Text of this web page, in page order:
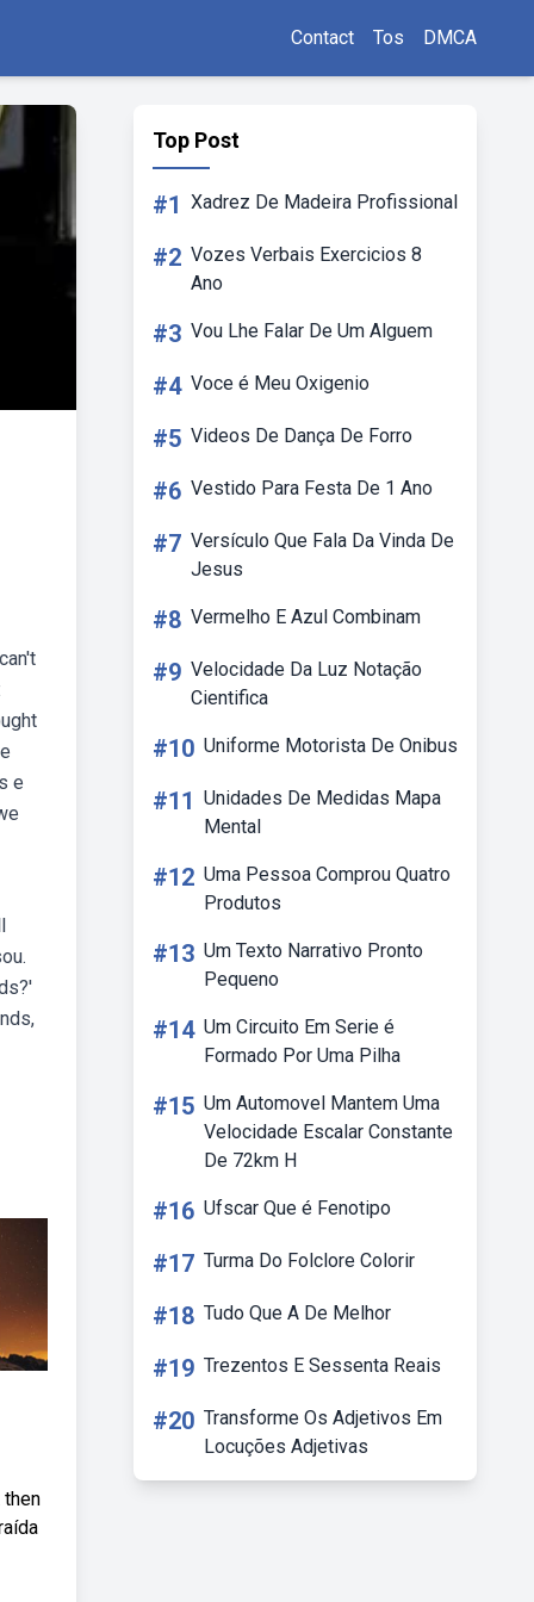
Contact Tos DMCA
e
Top Post
#1 Xadrez De Madeira Profissional
#2 Vozes Verbais Exercicios 8
Ano
#3 Vou Lhe Falar De Um Alguem
#4 Voce é Meu Oxigenio
#5 Videos De Dança De Forro
#6 Vestido Para Festa De 1 Ano
#7 Versículo Que Fala Da Vinda De
Jesus
#8 Vermelho E Azul Combinam
#9 Velocidade Da Luz Notação
Cientifica
#10 Uniforme Motorista De Onibus
#11 Unidades De Medidas Mapa
Mental
#12 Uma Pessoa Comprou Quatro
Produtos
#13 Um Texto Narrativo Pronto
Pequeno
#14 Um Circuito Em Serie é
Formado Por Uma Pilha
#15 Um Automovel Mantem Uma
Velocidade Escalar Constante
De 72km H
#16 Ufscar Que é Fenotipo
#17 Turma Do Folclore Colorir
#18 Tudo Que A De Melhor
#19 Trezentos E Sessenta Reais
#20 Transforme Os Adjetivos Em
Locuções Adjetivas